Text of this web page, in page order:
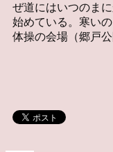
ぜ道にはいつのま
始めている。寒い
体操の会場（郷戸